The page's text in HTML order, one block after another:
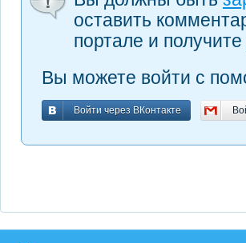
оставить
портале и
Вы можете войти с
Войти через ВКонтакте
Войти через ВКонтакте